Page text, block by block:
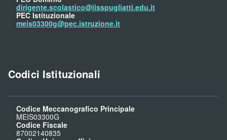
dirigente.scolastico@iisspugliatti.edu.it
PEC Istituzionale
meis03300g@pec.istruzione.it
Codici Istituzionali
Codice Meccanografico Principale
MEIS03300G
Codice Fiscale
87002140835